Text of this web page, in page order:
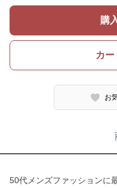
購
カ
お
50代メンズファッションに